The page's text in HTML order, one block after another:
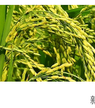
释放并快速补充营养。3
作为补氮肥使用：30-
倍喷施，在开花前期、
果期及采摘后各施一次
间隔2-3周喷施一次。4
作为叶面肥喷施使用：
周喷施一次。5、冲施
料【产品剂型】水剂【
品规格】5kg、20kg【
指标】有机质≥200g/L、
N+K2O70g/L、PH:6.5-
8.5、水不溶物≤50g/L【
行标准】NY/T3831-
(2019)准字15306号【使